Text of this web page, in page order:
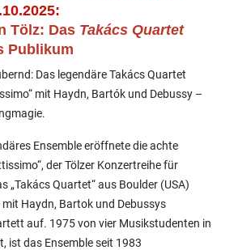
Tölz: Das Takács Quartet
Publikum
Das legendäre Takács Quartet
mit Haydn, Bartók und Debussy –
Ensemble eröffnete die achte
der Tölzer Konzertreihe für
„Takács Quartet“ aus Boulder (USA)
Haydn, Bartok und Debussys
auf. 1975 von vier Musikstudenten in
ist das Ensemble seit 1983